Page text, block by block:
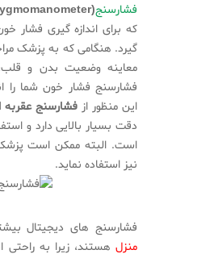
فشارسنج(Sphygmomanometer)
که برای اندازه گیری فشار
گیرد. هنگامی که به پزشک
معاینه وضعیت بدن و
فشارسنج فشار خون شما را
این منظور از فشارسنج عقربه
دقت بسیار بالایی دارد و
است. البته ممکن است
نیز استفاده نماید.
فشارسنج های دیجیتال
منزل هستند، زیرا به راحتی